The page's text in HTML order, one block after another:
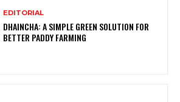
EDITORIAL
DHAINCHA: A SIMPLE GREEN SOLUTION FOR
BETTER PADDY FARMING